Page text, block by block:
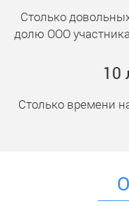
Столько
долю ООО
10
Столько времени